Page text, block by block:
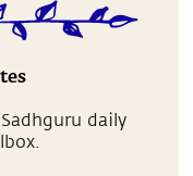
daily